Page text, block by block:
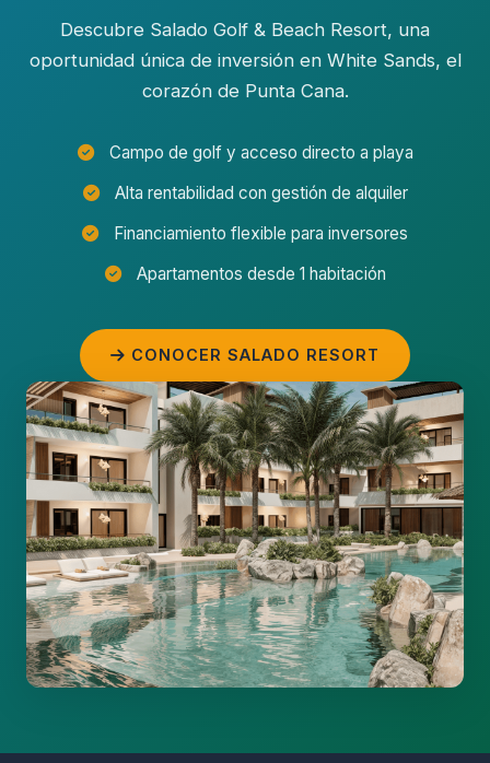
Descubre Salado Golf & Beach Resort, una
oportunidad única de inversión en White Sands, el
corazón de Punta Cana.
Campo de golf y acceso directo a playa
Alta rentabilidad con gestión de alquiler
Financiamiento flexible para inversores
Apartamentos desde 1 habitación
CONOCER SALADO RESORT